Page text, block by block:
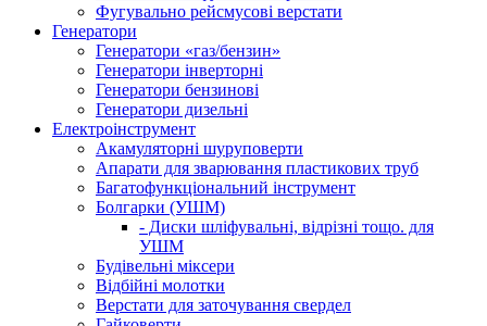
Фугувально рейсмусові верстати
Генератори
Генератори «газ/бензин»
Генератори інверторні
Генератори бензинові
Генератори дизельні
Електроінструмент
Акамуляторні шуруповерти
Апарати для зварювання пластикових труб
Багатофункціональний інструмент
Болгарки (УШМ)
- Диски шліфувальні, відрізні тощо. для
УШМ
Будівельні міксери
Відбійні молотки
Верстати для заточування свердел